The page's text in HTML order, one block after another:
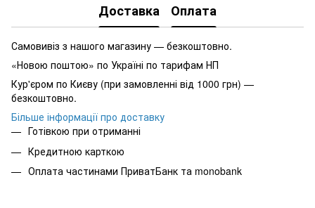
Доставка Оплата
Самовивіз з нашого магазину — безкоштовно.
«Новою поштою» по Україні по тарифам НП
Кур'єром по Києву (при замовленні від 1000 грн) —
безкоштовно.
Більше інформації про доставку
Готівкою при отриманні
Кредитною карткою
Оплата частинами ПриватБанк та monobank